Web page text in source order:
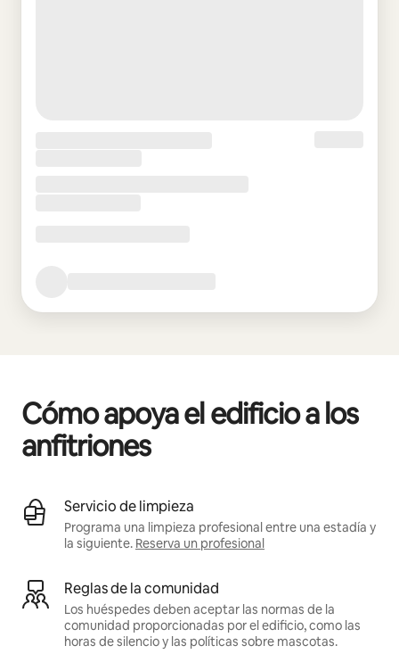
Cómo apoya el edificio a los
anfitriones
Servicio de limpieza
Programa una limpieza profesional entre una estadía y
la siguiente. Reserva un profesional
Reglas de la comunidad
Los huéspedes deben aceptar las normas de la
comunidad proporcionadas por el edificio, como las
horas de silencio y las políticas sobre mascotas.